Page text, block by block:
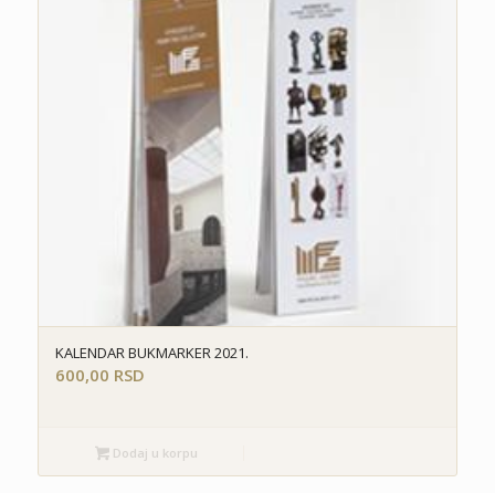
KALENDAR BUKMARKER 2021.
600,00 RSD
Dodaj u korpu